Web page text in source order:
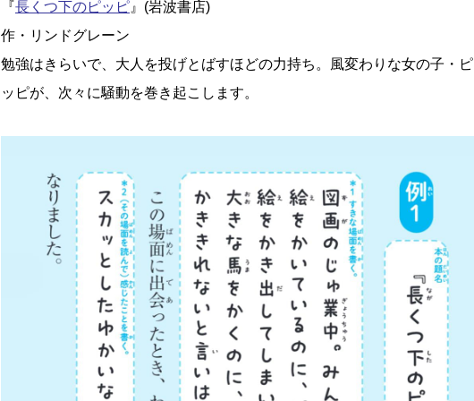
『長くつ下のピッピ 』(岩波書店)
作・リンドグレーン
勉強はきらいで、大人を投げとばすほどの力持ち。風変わりな女の子・ピ
ッピが、次々に騒動を巻き起こします。